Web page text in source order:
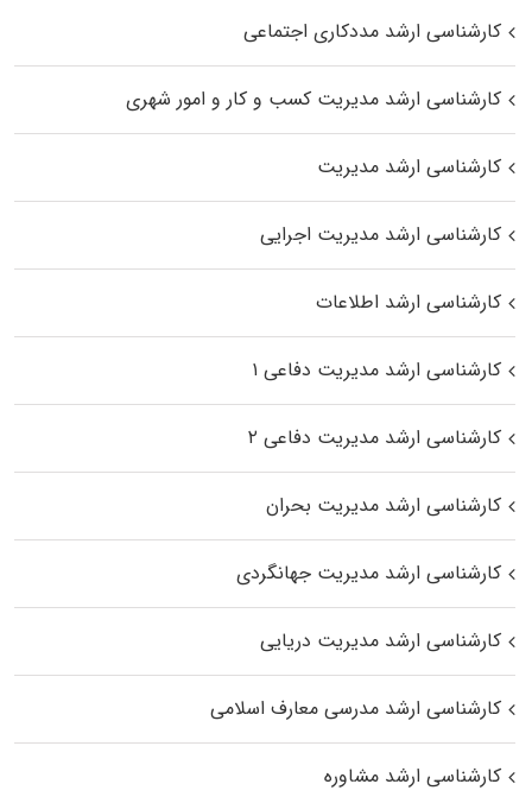
کارشناسی ارشد مددکاری اجتماعی
کارشناسی ارشد مدیریت کسب و کار و امور شهری
کارشناسی ارشد مدیریت
کارشناسی ارشد مدیریت اجرایی
کارشناسی ارشد اطلاعات
کارشناسی ارشد مدیریت دفاعی ۱
کارشناسی ارشد مدیریت دفاعی ۲
کارشناسی ارشد مدیریت بحران
کارشناسی ارشد مدیریت جهانگردی
کارشناسی ارشد مدیریت دریایی
کارشناسی ارشد مدرسی معارف اسلامی
کارشناسی ارشد مشاوره